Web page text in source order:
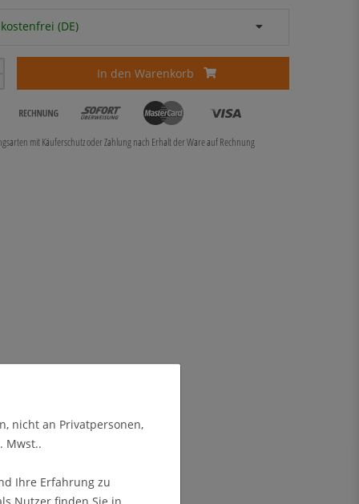
(DE)
In den Warenkorb
mit Käuferschutz oder Zahlung nach Erhalt der Ware auf Rechnung
nicht an Privatpersonen,
Mwst..
Ihre Erfahrung zu